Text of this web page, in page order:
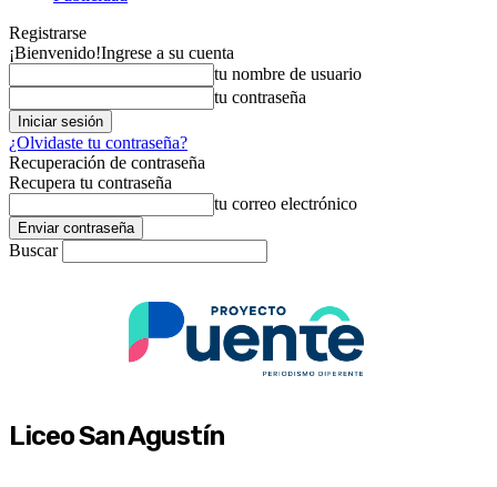
Registrarse
¡Bienvenido!Ingrese a su cuenta
tu nombre de usuario
tu contraseña
¿Olvidaste tu contraseña?
Recuperación de contraseña
Recupera tu contraseña
tu correo electrónico
Buscar
Liceo San Agustín